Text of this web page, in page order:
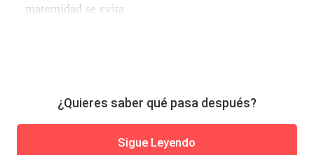
maternidad se evita
¿Quieres saber qué pasa después?
Sigue Leyendo